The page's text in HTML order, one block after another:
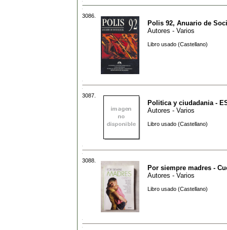
3086.
Polis 92, Anuario de
Autores - Varios
Libro usado (Castellano)
3087.
Politica y ciudadania -
Autores - Varios
Libro usado (Castellano)
3088.
Por siempre madres -
Autores - Varios
Libro usado (Castellano)